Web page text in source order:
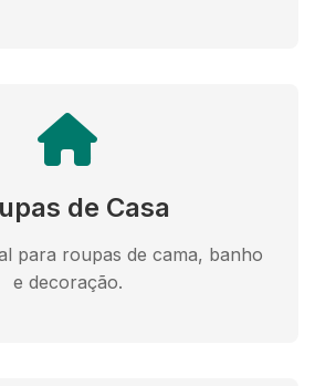
de Casa
para roupas de cama, banho
e decoração.